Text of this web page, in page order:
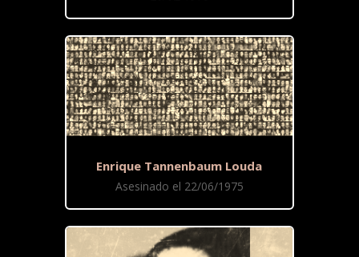
Enrique Tannenbaum Louda
Asesinado el 22/06/1975